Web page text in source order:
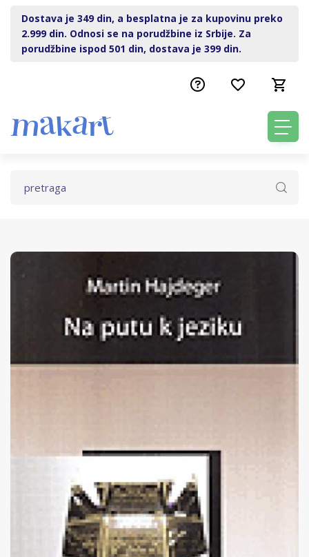
Dostava je 349 din, a besplatna je za kupovinu preko
2.999 din. Odnosi se na porudžbine iz Srbije. Za
porudžbine ispod 501 din, dostava je 399 din.